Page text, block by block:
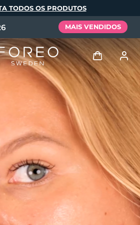
TODOS OS PRODUTOS
MAIS VENDIDOS
Entrar
Perfil de usuário
Meus aparelhos
Meus pedidos
Meus endereços
As minhas subscrições
Tech Elixir
Set
Español
Português
Русский
体中文